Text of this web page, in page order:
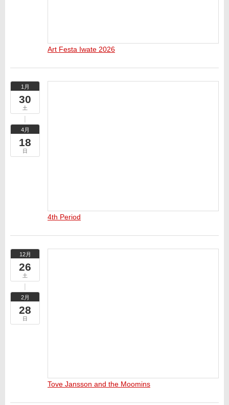
Art Festa Iwate 2026
1月
30
土
4月
18
日
4th Period
12月
26
土
2月
28
日
Tove Jansson and the Moomins